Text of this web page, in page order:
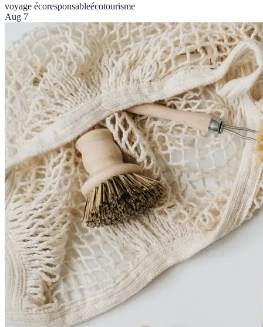
voyage écoresponsableécotourisme
Aug 7